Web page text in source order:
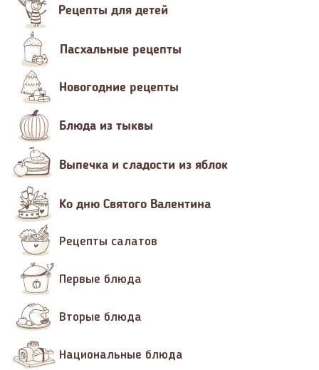
Рецепты для детей
Пасхальные рецепты
Новогодние рецепты
Блюда из тыквы
Выпечка и сладости из яблок
Ко дню Святого Валентина
Рецепты салатов
Первые блюда
Вторые блюда
Национальные блюда